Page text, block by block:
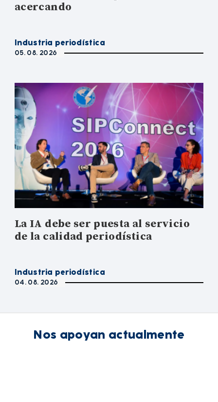
acercando
Industria periodística
05. 08. 2026
La IA debe ser puesta al servicio
de la calidad periodística
Industria periodística
04. 08. 2026
Nos apoyan actualmente